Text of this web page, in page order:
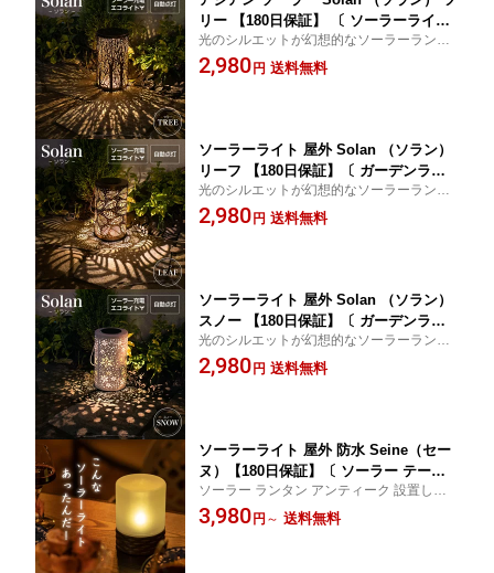
リー 【180日保証】 〔 ソーラーライト
ランタン インテリア ライト 照明 雑貨
防水 室内 電球色 LED ガーデニング 玄
光のシルエットが幻想的なソーラーランタ
ン あかりのある癒しのお庭へ
2,980 円 送料無料
ソーラーライト 屋外 Solan （ソラン）
リーフ 【180日保証】〔 ガーデンライ
ト ソーラー イルミネーション ランタン
屋外 ソーラ ライト 行燈 防水 室内 ガー
光のシルエットが幻想的なソーラーランタ
ン あかりのある癒しのお庭へ
2,980 円 送料無料
ソーラーライト 屋外 Solan （ソラン）
スノー 【180日保証】〔 ガーデンライ
ト ソーラー イルミネーション インテリ
ア 飾り ソーラーライト 屋外 おしゃれ
光のシルエットが幻想的なソーラーランタ
ン あかりのある癒しのお庭へ
2,980 円 送料無料
ソーラーライト 屋外 防水 Seine（セー
ヌ）【180日保証】〔 ソーラー テーブ
ルライト ガーデンライト ランタン 充電
北欧 おしゃれ コードレス アンティーク
ソーラー ランタン アンティーク 設置した
後は手間いらず！ ソーラーライトで癒しの
空間に
3,980 円 ～ 送料無料